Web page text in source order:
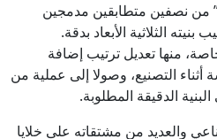
من نصفين متطابقين مدمجين
الثلاثية الأبعاد بدقة.
منها تعديل ترتيب إضافة
أثناء التصنيع، وصولا إلى عملية من
والعديد من مشتقاته على خلايا